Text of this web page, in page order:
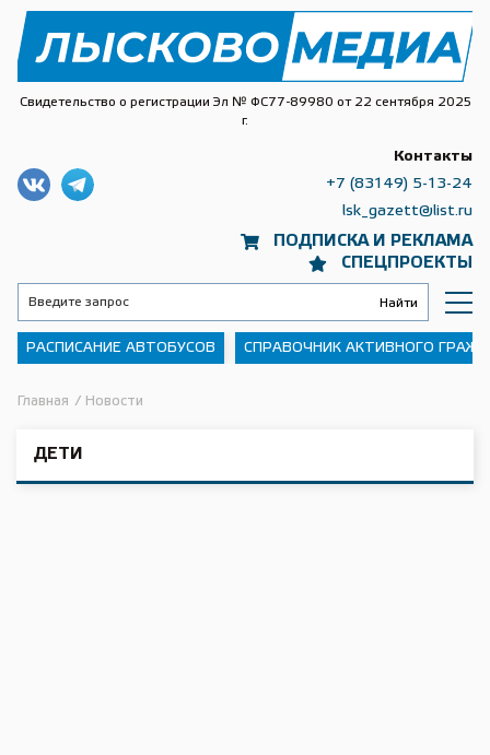
Свидетельство о регистрации Эл № ФС77-89980 от 22 сентября 2025
г.
ПОДПИСКА И РЕКЛАМА
СПЕЦПРОЕКТЫ
Контакты
+7 (83149) 5-13-24
lsk_gazett@list.ru
РАСПИСАНИЕ АВТОБУСОВ СПРАВОЧНИК АКТИВНОГО
Главная / Новости
ДЕТИ